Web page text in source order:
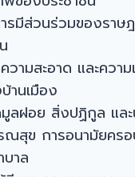
รมีส่วนร่วมของราษ
วามสะอาด และความ
านเมือง
ลฝอย สิ่งปฏิกูล และ
ณสุข การอนามัยคร
าล